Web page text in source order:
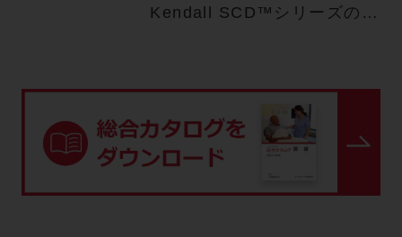
Kendall SCD™シリーズの次